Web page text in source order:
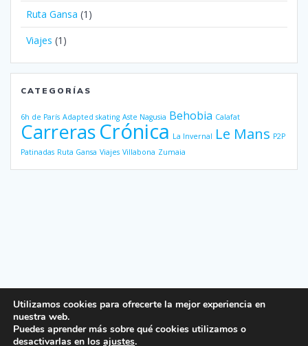
Ruta Gansa (1)
Viajes (1)
CATEGORÍAS
6h de París Adapted skating Aste Nagusia Behobia Calafat
CarrerasCrónica La Invernal Le Mans P2P
Patinadas Ruta Gansa Viajes Villabona Zumaia
Utilizamos cookies para ofrecerte la mejor experiencia en
nuestra web.
Puedes aprender más sobre qué cookies utilizamos o
desactivarlas en los ajustes.